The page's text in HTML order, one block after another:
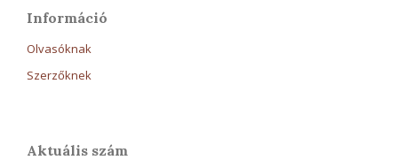
Információ
Olvasóknak
Szerzőknek
Aktuális szám